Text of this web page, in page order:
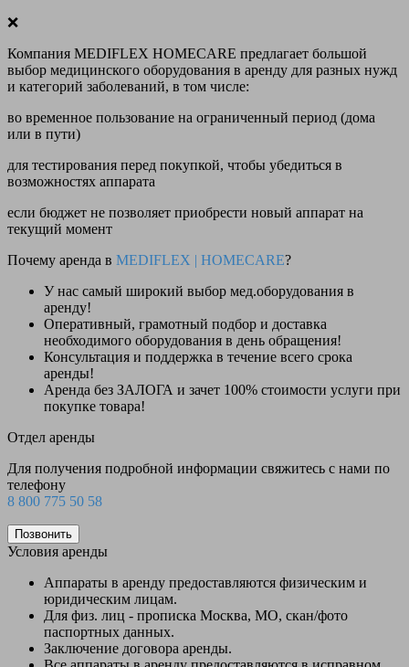
❌
Компания MEDIFLEX HOMECARE предлагает большой
выбор медицинского оборудования в аренду для разных нужд
и категорий заболеваний, в том числе:
во временное пользование на ограниченный период (дома
или в пути)
для тестирования перед покупкой, чтобы убедиться в
возможностях аппарата
если бюджет не позволяет приобрести новый аппарат на
текущий момент
Почему аренда в MEDIFLEX | HOMECARE?
У нас самый широкий выбор мед.оборудования в
аренду!
Оперативный, грамотный подбор и доставка
необходимого оборудования в день обращения!
Консультация и поддержка в течение всего срока
аренды!
Аренда без ЗАЛОГА и зачет 100% стоимости услуги при
покупке товара!
Отдел аренды
Для получения подробной информации свяжитесь с нами по
телефону
8 800 775 50 58
Позвонить
Условия аренды
Аппараты в аренду предоставляются физическим и
юридическим лицам.
Для физ. лиц - прописка Москва, МО, скан/фото
паспортных данных.
Заключение договора аренды.